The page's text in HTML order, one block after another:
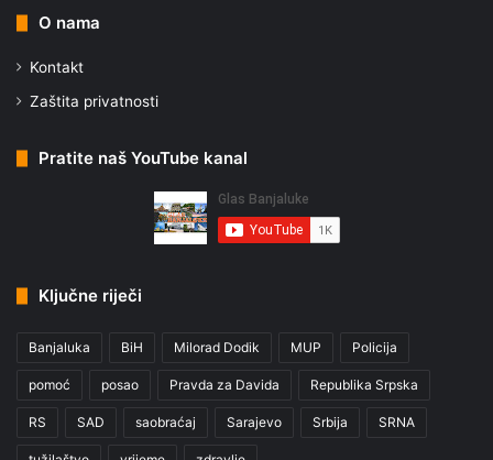
O nama
Kontakt
Zaštita privatnosti
Pratite naš YouTube kanal
Ključne riječi
Banjaluka BiH Milorad Dodik MUP Policija
pomoć posao Pravda za Davida Republika Srpska
RS SAD saobraćaj Sarajevo Srbija SRNA